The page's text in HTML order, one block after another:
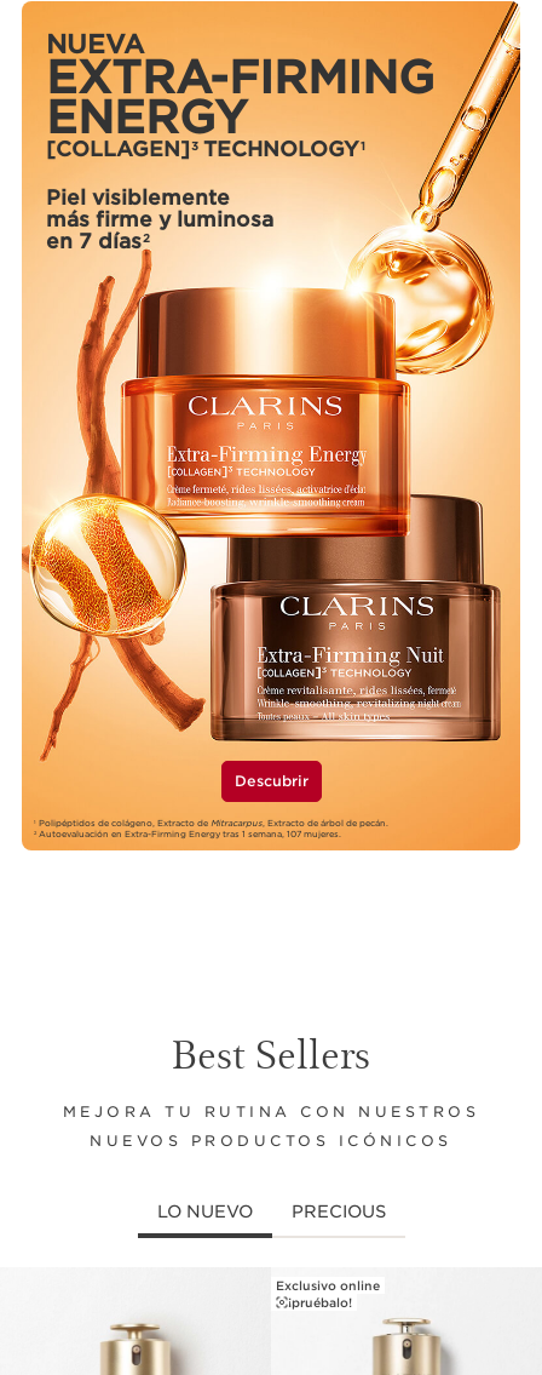
NUEVA
EXTRA-FIRMING
ENERGY
[COLLAGEN]3TECHNOLOGY1
Piel visiblemente
más firme y luminosa
en 7 días2
Descubrir
1 Polipéptidos de colágeno, Extracto de Mitracarpus, Extracto de árbol de pecán.
2Autoevaluación en Extra-Firming Energy tras 1 semana, 107 mujeres.
Best Sellers
MEJORA TU RUTINA CON NUESTROS
NUEVOS PRODUCTOS ICÓNICOS
LO NUEVO PRECIOUS
Exclusivo online
¡pruébalo!